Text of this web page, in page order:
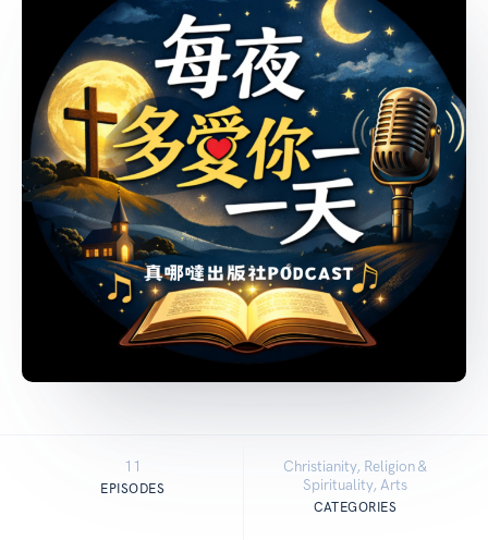
11
EPISODES
Christianity, Religion &
Spirituality, Arts
CATEGORIES